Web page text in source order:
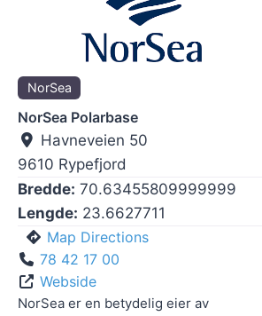
NorSea
NorSea Polarbase
Havneveien 50
9610 Rypefjord
Bredde: 70.63455809999999
Lengde: 23.6627711
Map Directions
78 42 17 00
Webside
NorSea er en betydelig eier av